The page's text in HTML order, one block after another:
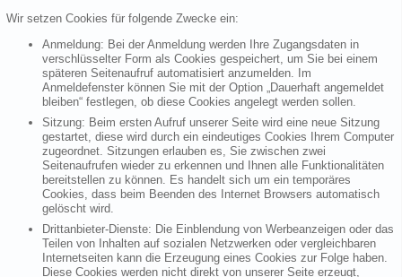
Wir setzen Cookies für folgende Zwecke ein:
Anmeldung: Bei der Anmeldung werden Ihre Zugangsdaten in
verschlüsselter Form als Cookies gespeichert, um Sie bei einem
späteren Seitenaufruf automatisiert anzumelden. Im
Anmeldefenster können Sie mit der Option „Dauerhaft angemeldet
bleiben“ festlegen, ob diese Cookies angelegt werden sollen.
Sitzung: Beim ersten Aufruf unserer Seite wird eine neue Sitzung
gestartet, diese wird durch ein eindeutiges Cookies Ihrem Computer
zugeordnet. Sitzungen erlauben es, Sie zwischen zwei
Seitenaufrufen wieder zu erkennen und Ihnen alle Funktionalitäten
bereitstellen zu können. Es handelt sich um ein temporäres
Cookies, dass beim Beenden des Internet Browsers automatisch
gelöscht wird.
Drittanbieter-Dienste: Die Einblendung von Werbeanzeigen oder das
Teilen von Inhalten auf sozialen Netzwerken oder vergleichbaren
Internetseiten kann die Erzeugung eines Cookies zur Folge haben.
Diese Cookies werden nicht direkt von unserer Seite erzeugt,